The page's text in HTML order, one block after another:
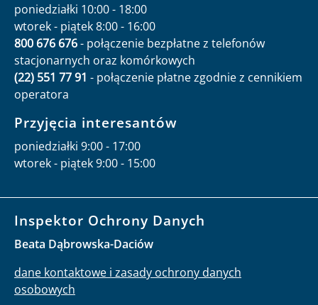
poniedziałki 10:00 - 18:00
wtorek - piątek 8:00 - 16:00
800 676 676- połączenie bezpłatne z telefonów
stacjonarnych oraz komórkowych
(22) 551 77 91 - połączenie płatne zgodnie z cennikiem
operatora
Przyjęcia interesantów
poniedziałki 9:00 - 17:00
wtorek - piątek 9:00 - 15:00
Inspektor Ochrony Danych
Beata Dąbrowska-Daciów
dane kontaktowe i zasady ochrony danych
osobowych